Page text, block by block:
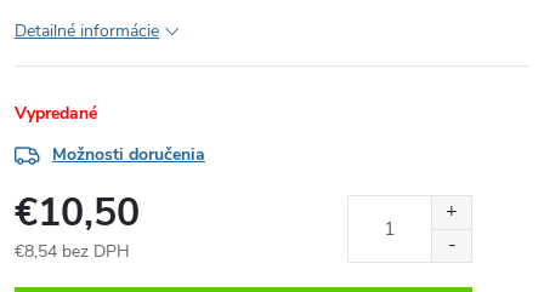
Detailné informácie
Vypredané
Možnosti doručenia
€10,50
€8,54 bez DPH